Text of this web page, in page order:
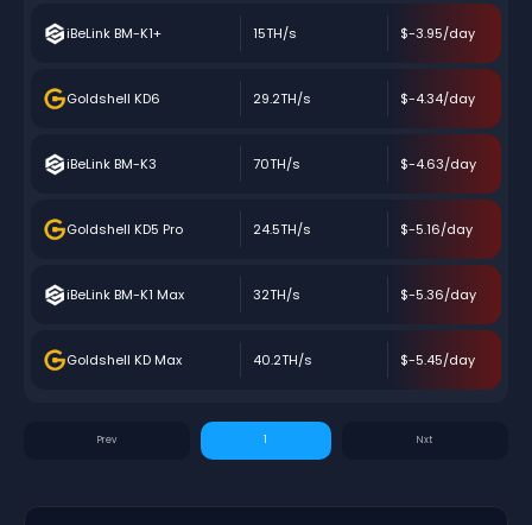
iBeLink BM-K1+ 15TH/s $-3.95/day
Goldshell KD6 29.2TH/s $-4.34/day
iBeLink BM-K3 70TH/s $-4.63/day
Goldshell KD5 Pro 24.5TH/s $-5.16/day
iBeLink BM-K1 Max 32TH/s $-5.36/day
Goldshell KD Max 40.2TH/s $-5.45/day
1